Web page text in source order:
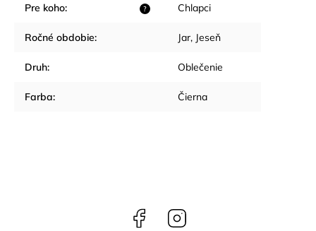
?
Pre koho: Chlapci
Ročné obdobie: Jar, Jeseň
Druh: Oblečenie
Farba: Čierna
Facebook